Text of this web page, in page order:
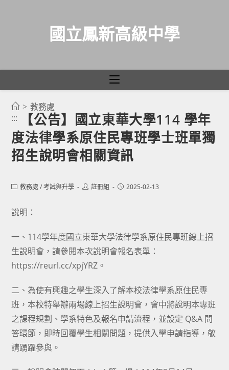
國立鳳新高級中學
> 教務處
:::
【公告】國立東華大學114 學年
度法律學系原住民專班學士班單獨
招生說明會相關資訊
Post教務處 / 考試與升學
Post註冊組
Post2025-02-13
說明：
一、114學年度國立東華大學法律學系原住民專班線上招
生說明會，請參閱本次說明會報名表單：
https://reurl.cc/xpjYRZ。
二、為使有興趣之學生深入了解本校法律學系原住民專
班，本校特舉辦兩場線上招生說明會，會中將說明本專班
之課程規劃、學系特色及報名申請流程，並設定 Q&A 問
答環節，即時回覆學生相關問題，提供入學申請指導，敬
請踴躍參與。